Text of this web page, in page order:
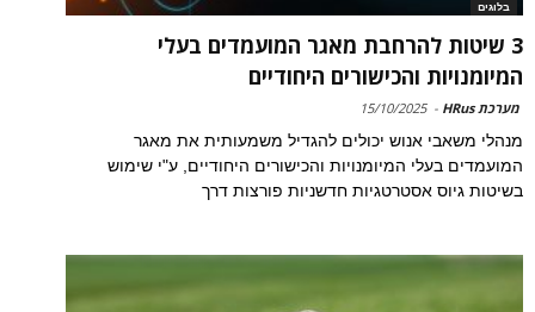
בלוגים
3 שיטות להרחבת מאגר המועמדים בעלי
המיומנויות והכישורים היחודיים
מערכת HRus -
15/10/2025
מנהלי משאבי אנוש יכולים להגדיל משמעותית את מאגר
המועמדים בעלי המיומנויות והכישורים היחודיים, ע"י שימוש
בשיטות גיוס אסטרטגיות חדשניות פורצות דרך